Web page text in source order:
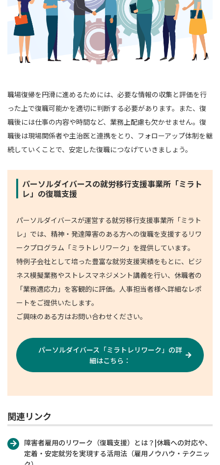
職場復帰を円滑に進めるためには、必要な情報の収集と評価を行
った上で復職可能かを適切に判断する必要があります。また、復
職後には仕事の内容や時間など、業務上配慮も欠かせません。復
職後は現場関係者や主治医と連携をとり、フォローアップ体制を継
続していくことで、安定した復職につなげていきましょう。
パーソルダイバースの就労移行支援事業所「ミラト
レ」の復職支援
パーソルダイバースが運営する就労移行支援事業所「ミラト
レ」では、精神・発達障害のある方への復職を支援するリワ
ークプログラム「ミラトレリワーク」を提供しています。
特例子会社として培った豊富な就労支援実績をもとに、ビジ
ネス模擬業務やストレスマネジメント講義を行い、休職者の
「業務適応力」を客観的に評価。人事担当者様へ詳細なレポ
ートをご提供いたします。
ご興味のある方はお問い合わせください。
パーソルダイバース「ミラトレリワーク」の詳
細はこちら：
関連リンク
障害者雇用のリワーク（復職支援）とは？|休職への対応や、
定着・安定就労を実現する活用法（雇用ノウハウ・テクニッ